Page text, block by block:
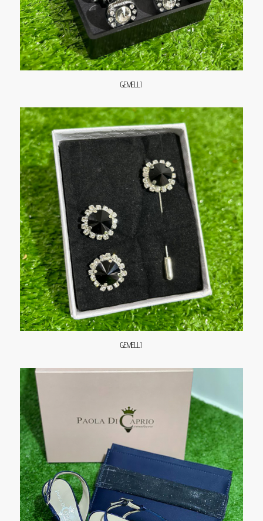
GEMELLI
GEMELLI